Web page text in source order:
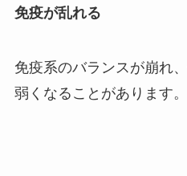
免疫が乱れる
免疫系のバランスが崩れ
弱くなることがあります。